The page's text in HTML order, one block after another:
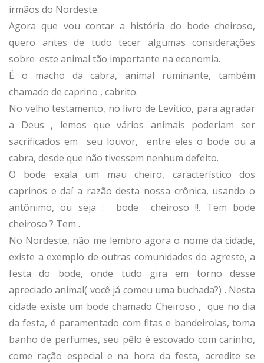
irmãos do Nordeste.
Agora que vou contar a história do bode cheiroso,
quero antes de tudo tecer algumas considerações
sobre este animal tão importante na economia.
É o macho da cabra, animal ruminante, também
chamado de caprino , cabrito.
No velho testamento, no livro de Levítico, para agradar
a Deus , lemos que vários animais poderiam ser
sacrificados em seu louvor, entre eles o bode ou a
cabra, desde que não tivessem nenhum defeito.
O bode exala um mau cheiro, característico dos
caprinos e daí a razão desta nossa crônica, usando o
antônimo, ou seja : bode cheiroso !!. Tem bode
cheiroso ? Tem .
No Nordeste, não me lembro agora o nome da cidade,
existe a exemplo de outras comunidades do agreste, a
festa do bode, onde tudo gira em torno desse
apreciado animal( você já comeu uma buchada?) . Nesta
cidade existe um bode chamado Cheiroso , que no dia
da festa, é paramentado com fitas e bandeirolas, toma
banho de perfumes, seu pêlo é escovado com carinho,
come ração especial e na hora da festa, acredite se